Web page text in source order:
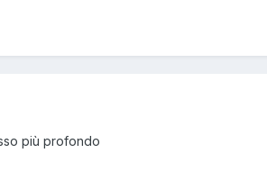
più profondo